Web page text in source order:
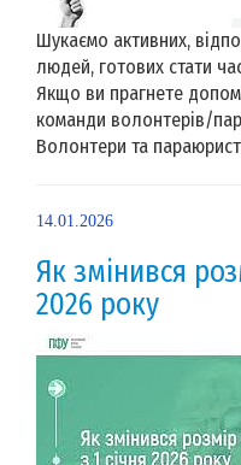
Шукаємо активних,
людей, готових стати
Якщо ви прагнете
команди волонтерів/
Волонтери та
14.01.2026
Як змінився
2026 року